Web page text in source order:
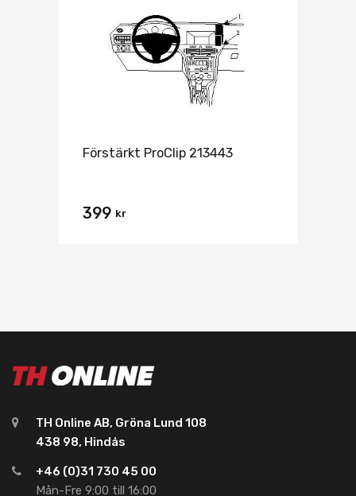
Förstärkt ProClip 213443
399 kr
TH Online AB, Gröna Lund 108
438 98, Hindås
+46 (0)31 730 45 00
Mån-Fre 9:00 till 16:00